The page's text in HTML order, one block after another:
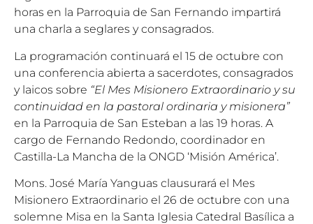
horas en la Parroquia de San Fernando impartirá
una charla a seglares y consagrados.
La programación continuará el 15 de octubre con
una conferencia abierta a sacerdotes, consagrados
y laicos sobre “El Mes Misionero Extraordinario y su
continuidad en la pastoral ordinaria y misionera”
en la Parroquia de San Esteban a las 19 horas. A
cargo de Fernando Redondo, coordinador en
Castilla-La Mancha de la ONGD ‘Misión América’.
Mons. José María Yanguas clausurará el Mes
Misionero Extraordinario el 26 de octubre con una
solemne Misa en la Santa Iglesia Catedral Basílica a